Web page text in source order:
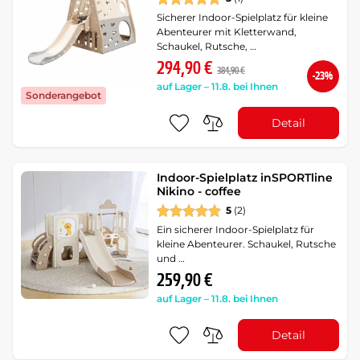
Sonderangebot
Sicherer Indoor-Spielplatz für kleine
Abenteurer mit Kletterwand,
Schaukel, Rutsche, …
294,90 € 384,90 €
auf Lager – 11.8. bei Ihnen
-23%
Detail
Indoor-Spielplatz inSPORTline
Nikino - coffee
5 (2)
Ein sicherer Indoor-Spielplatz für
kleine Abenteurer. Schaukel, Rutsche
und …
259,90 €
auf Lager – 11.8. bei Ihnen
Detail